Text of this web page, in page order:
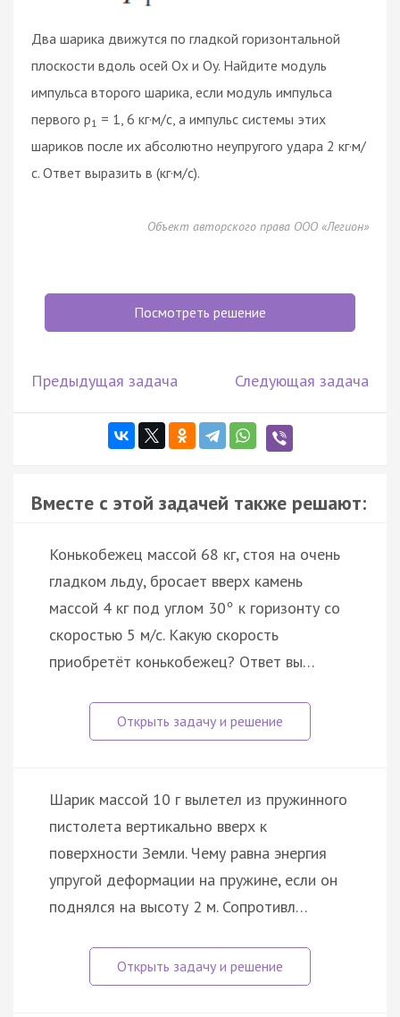
Два шарика движутся по гладкой горизонтальной
плоскости вдоль осей Ox и Oy. Найдите модуль
импульса второго шарика, если модуль импульса
первого p1 = 1, 6 кг·м/с, а импульс системы этих
шариков после их абсолютно неупругого удара 2 кг·м/
с. Ответ выразить в (кг·м/с).
Объект авторского права ООО «Легион»
Посмотреть решение
Предыдущая задача Следующая задача
Вместе с этой задачей также решают:
Конькобежец массой 68 кг, стоя на очень
гладком льду, бросает вверх камень
массой 4 кг под углом 30° к горизонту со
скоростью 5 м/с. Какую скорость
приобретёт конькобежец? Ответ вы…
Шарик массой 10 г вылетел из пружинного
пистолета вертикально вверх к
поверхности Земли. Чему равна энергия
упругой деформации на пружине, если он
поднялся на высоту 2 м. Сопротивл…